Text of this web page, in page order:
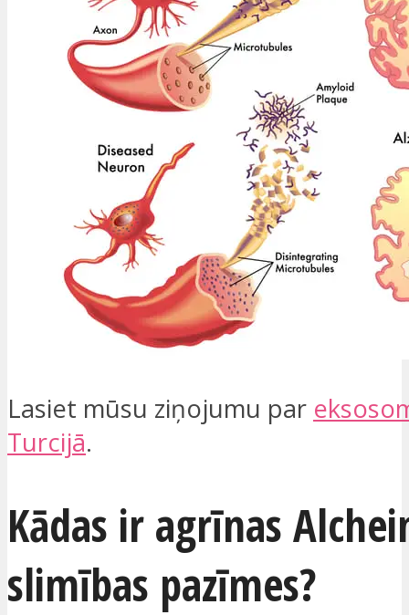
Lasiet mūsu ziņojumu par
Turcijā.
Kādas ir agrīnas
slimības pazīmes?